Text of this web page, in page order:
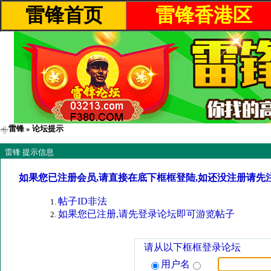
雷锋首页 雷锋香港区
雷锋 » 论坛提示
雷锋 提示信息
如果您已注册会员,请直接在底下框框登陆,如还没注册请先
帖子ID非法
如果您已注册,请先登录论坛即可游览帖子
请从以下框框登录论坛
用户名